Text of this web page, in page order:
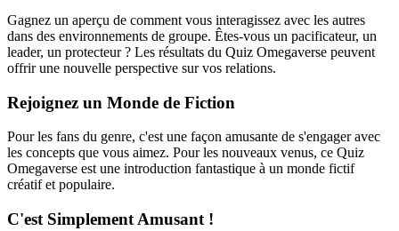
Gagnez un aperçu de comment vous interagissez avec les autres
dans des environnements de groupe. Êtes-vous un pacificateur, un
leader, un protecteur ? Les résultats du Quiz Omegaverse peuvent
offrir une nouvelle perspective sur vos relations.
Rejoignez un Monde de Fiction
Pour les fans du genre, c'est une façon amusante de s'engager avec
les concepts que vous aimez. Pour les nouveaux venus, ce Quiz
Omegaverse est une introduction fantastique à un monde fictif
créatif et populaire.
C'est Simplement Amusant !